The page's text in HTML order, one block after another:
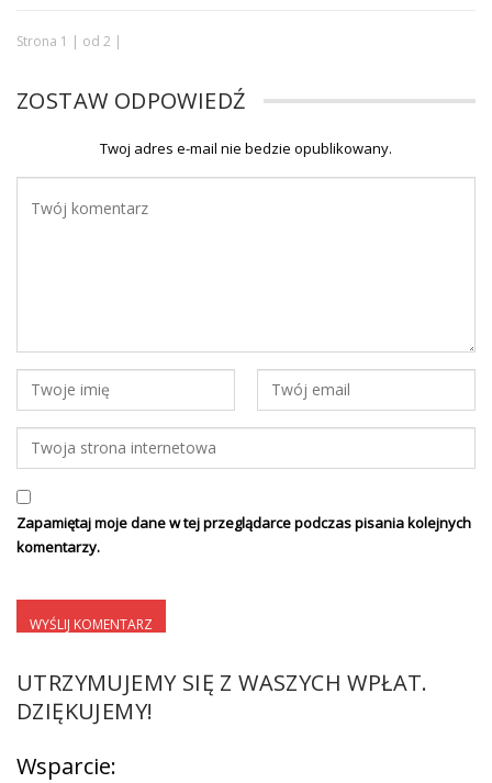
Strona 1 | od 2 |
ZOSTAW ODPOWIEDŹ
Twoj adres e-mail nie bedzie opublikowany.
Zapamiętaj moje dane w tej przeglądarce podczas pisania kolejnych
komentarzy.
UTRZYMUJEMY SIĘ Z WASZYCH WPŁAT.
DZIĘKUJEMY!
Wsparcie: